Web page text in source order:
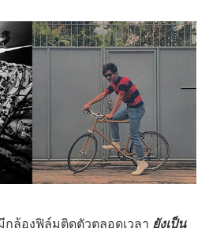
กล้องฟิล์มติดตัวตลอดเวลา ยังเป็น